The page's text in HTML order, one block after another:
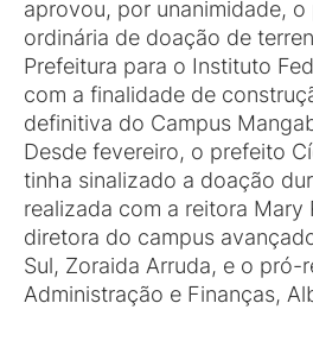
aprovou, por unanimidade,
ordinária de doação de
Prefeitura para o Instituto
com a finalidade de
definitiva do Campus
Desde fevereiro, o prefeito
tinha sinalizado a doação
realizada com a reitora Mary
diretora do campus
Sul, Zoraida Arruda, e o pró-
Administração e Finanças,